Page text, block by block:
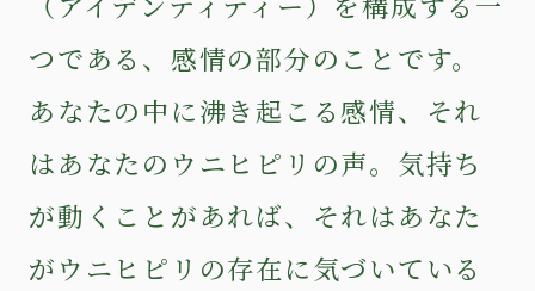
つである、感情の部分のことです。
あなたの中に沸き起こる感情、それ
はあなたのウニヒピリの声。気持ち
が動くことがあれば、それはあなた
がウニヒピリの存在に気づいている